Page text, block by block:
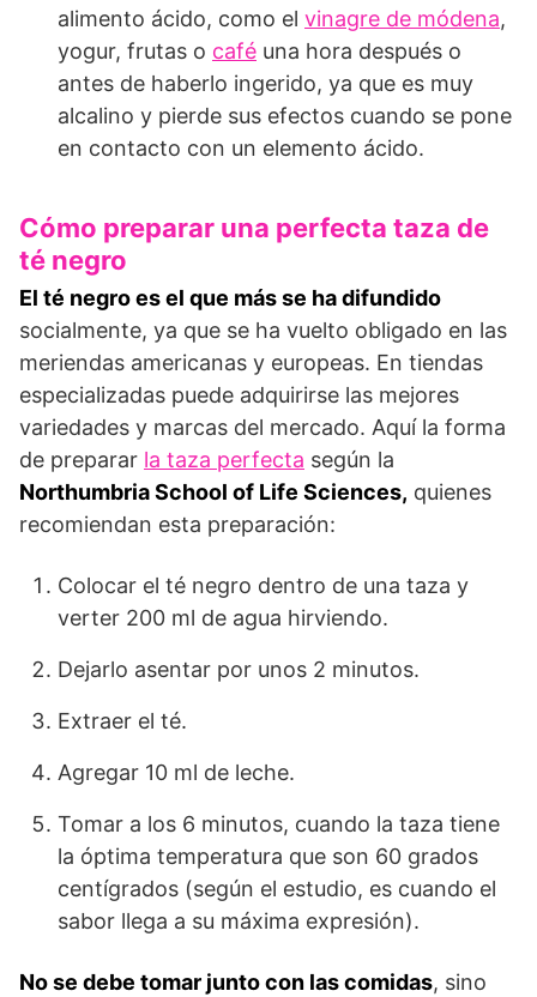
alimento ácido, como el vinagre de módena,
yogur, frutas o café una hora después o
antes de haberlo ingerido, ya que es muy
alcalino y pierde sus efectos cuando se pone
en contacto con un elemento ácido.
Cómo preparar una perfecta taza de
té negro
El té negro es el que más se ha difundido
socialmente, ya que se ha vuelto obligado en las
meriendas americanas y europeas. En tiendas
especializadas puede adquirirse las mejores
variedades y marcas del mercado. Aquí la forma
de preparar la taza perfecta según la
Northumbria School of Life Sciences, quienes
recomiendan esta preparación:
Colocar el té negro dentro de una taza y
verter 200 ml de agua hirviendo.
Dejarlo asentar por unos 2 minutos.
Extraer el té.
Agregar 10 ml de leche.
Tomar a los 6 minutos, cuando la taza tiene
la óptima temperatura que son 60 grados
centígrados (según el estudio, es cuando el
sabor llega a su máxima expresión).
No se debe tomar junto con las comidas, sino